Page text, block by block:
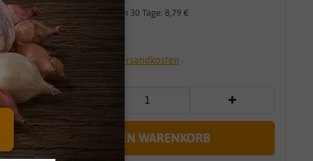
Niedrigster Preis der letzten 30 Tage: 8,79 €
17,58 € / l
* inkl. 19% MwSt. zzgl. Versandkosten
IN DEN WARENKORB